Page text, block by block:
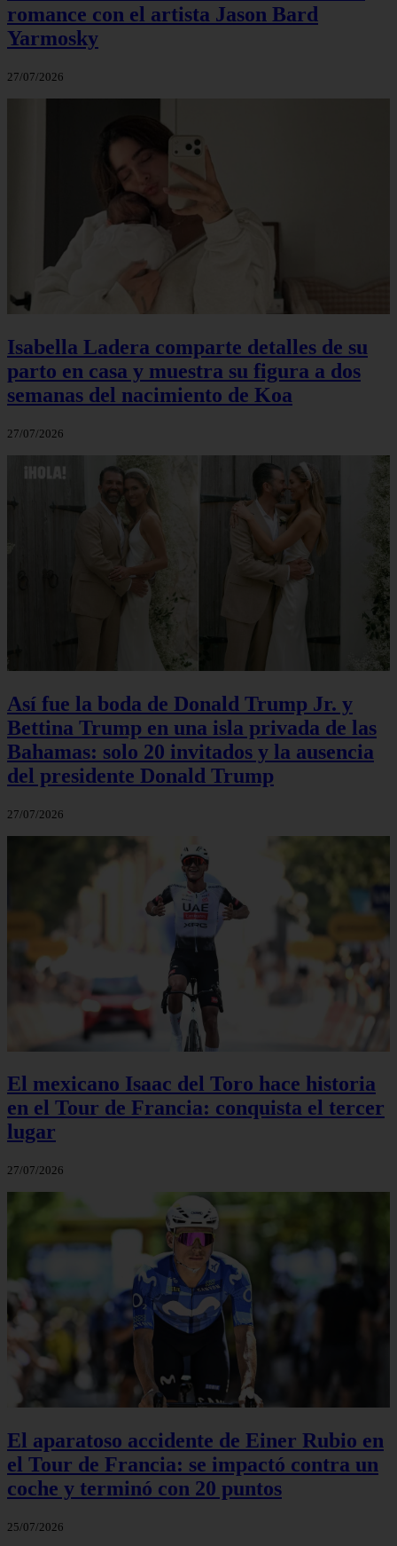
romance con el artista Jason Bard
Yarmosky
27/07/2026
Isabella Ladera comparte detalles de su
parto en casa y muestra su figura a dos
semanas del nacimiento de Koa
27/07/2026
Así fue la boda de Donald Trump Jr. y
Bettina Trump en una isla privada de las
Bahamas: solo 20 invitados y la ausencia
del presidente Donald Trump
27/07/2026
El mexicano Isaac del Toro hace historia
en el Tour de Francia: conquista el tercer
lugar
27/07/2026
El aparatoso accidente de Einer Rubio en
el Tour de Francia: se impactó contra un
coche y terminó con 20 puntos
25/07/2026